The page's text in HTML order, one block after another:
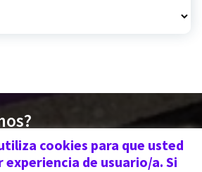
719 | 670 773
cookies para que usted
de usuario/a. Si